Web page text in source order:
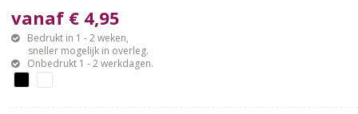
vanaf € 4,95
Bedrukt in 1 - 2 weken,
sneller mogelijk in overleg.
Onbedrukt 1 - 2 werkdagen.